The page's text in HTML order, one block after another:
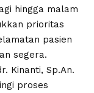
hingga malam
prioritas
pasien
segera.
Kinanti, Sp.An.
proses